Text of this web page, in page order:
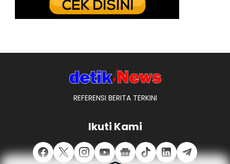
REFERENSI BERITA TERKINI
Ikuti Kami